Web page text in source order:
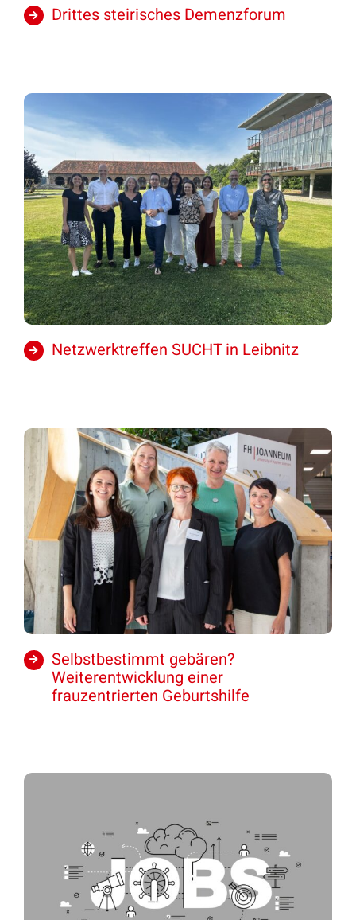
Drittes steirisches Demenzforum
Netzwerktreffen SUCHT in Leibnitz
Selbstbestimmt gebären?
Weiterentwicklung einer
frauzentrierten Geburtshilfe